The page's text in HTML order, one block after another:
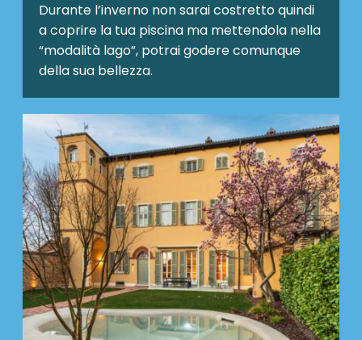
Durante l’inverno non sarai costretto quindi
a coprire la tua piscina ma mettendola nella
“modalità lago”, potrai godere comunque
della sua bellezza.